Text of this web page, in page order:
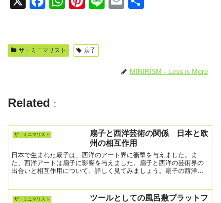
e
o
k
s
e
ザ・ミニマリスト 扇子
MINIRISM - Less is More
Related :
ザ・ミニマリスト
扇子と西洋芸術の関係 日本と欧
州の相互作用
日本で生まれた扇子は、西洋のアート界に衝撃を与えました。ま
た、西洋アートは扇子に影響を与えました。扇子と西洋の芸術界の
出合いと相互作用について、詳しく見てみましょう。扇子の西洋へ
ザ・ミニマリスト
ツールとしての風呂敷プラットフ